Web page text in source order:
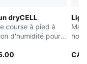
dryCELL
course à pied à
d'humidité pour